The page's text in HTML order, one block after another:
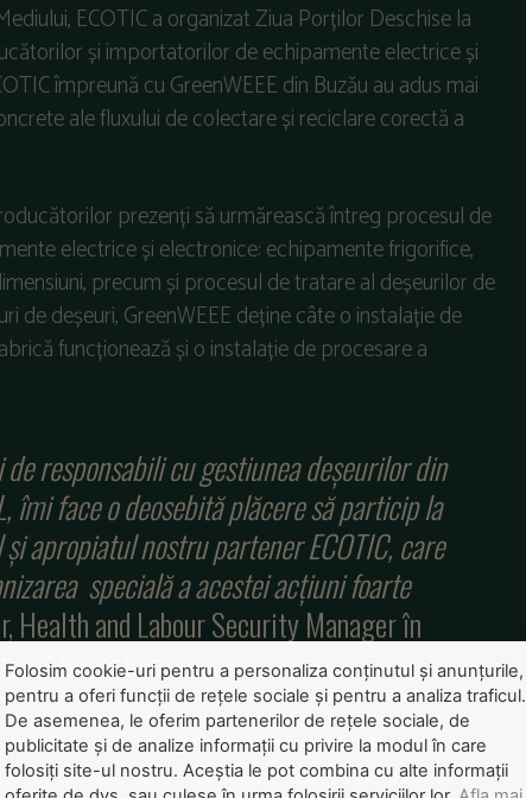
ECOTIC a organizat Ziua Porților Deschise la
și importatorilor de echipamente electrice și
împreună cu GreenWEEE din Buzău au adus mai
ale fluxului de colectare și reciclare corectă a
prezenți să urmărească întreg procesul de
electrice și electronice: echipamente frigorifice,
precum și procesul de tratare al deșeurilor de
de deșeuri, GreenWEEE deține câte o instalație de
funcționează și o instalație de procesare a
responsabili cu gestiunea deșeurilor din
îmi face o deosebită plăcere să particip la
apropiatul nostru partener ECOTIC, care
specială a acestei acțiuni foarte
Health and Labour Security Manager în
& Carry România.
desfășoară să dezvolte o comunitate care
la colectarea și reciclarea corectă a deșeurilor de
Folosim cookie-uri pentru a personaliza conținutul și anunțurile,
pentru a oferi funcții de rețele sociale și pentru a analiza traficul.
De asemenea, le oferim partenerilor de rețele sociale, de
publicitate și de analize informații cu privire la modul în care
folosiți site-ul nostru. Aceștia le pot combina cu alte informații